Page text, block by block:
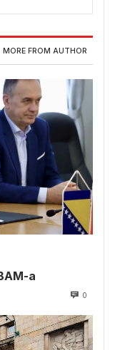
MORE FROM AUTHOR
a
0